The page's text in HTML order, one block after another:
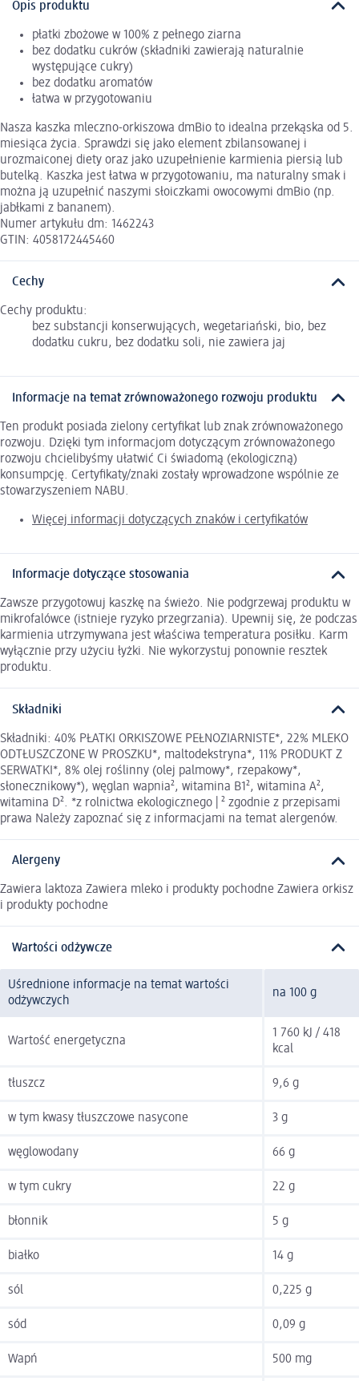
Opis produktu
płatki zbożowe w 100% z pełnego ziarna
bez dodatku cukrów (składniki zawierają naturalnie
występujące cukry)
bez dodatku aromatów
łatwa w przygotowaniu
Nasza kaszka mleczno-orkiszowa dmBio to idealna przekąska od 5.
miesiąca życia. Sprawdzi się jako element zbilansowanej i
urozmaiconej diety oraz jako uzupełnienie karmienia piersią lub
butelką. Kaszka jest łatwa w przygotowaniu, ma naturalny smak i
można ją uzupełnić naszymi słoiczkami owocowymi dmBio (np.
jabłkami z bananem).
Numer artykułu dm: 1462243
GTIN: 4058172445460
Cechy
Cechy produktu:
bez substancji konserwujących, wegetariański, bio, bez
dodatku cukru, bez dodatku soli, nie zawiera jaj
Informacje na temat zrównoważonego rozwoju produktu
Ten produkt posiada zielony certyfikat lub znak zrównoważonego
rozwoju. Dzięki tym informacjom dotyczącym zrównoważonego
rozwoju chcielibyśmy ułatwić Ci świadomą (ekologiczną)
konsumpcję. Certyfikaty/znaki zostały wprowadzone wspólnie ze
stowarzyszeniem NABU.
Więcej informacji dotyczących znaków i certyfikatów
Informacje dotyczące stosowania
Zawsze przygotowuj kaszkę na świeżo. Nie podgrzewaj produktu w
mikrofalówce (istnieje ryzyko przegrzania). Upewnij się, że podczas
karmienia utrzymywana jest właściwa temperatura posiłku. Karm
wyłącznie przy użyciu łyżki. Nie wykorzystuj ponownie resztek
produktu.
Składniki
Składniki: 40% PŁATKI ORKISZOWE PEŁNOZIARNISTE*, 22% MLEKO
ODTŁUSZCZONE W PROSZKU*, maltodekstryna*, 11% PRODUKT Z
SERWATKI*, 8% olej roślinny (olej palmowy*, rzepakowy*,
słonecznikowy*), węglan wapnia², witamina B1², witamina A²,
witamina D². *z rolnictwa ekologicznego | ² zgodnie z przepisami
prawa Należy zapoznać się z informacjami na temat alergenów.
Alergeny
Zawiera laktoza Zawiera mleko i produkty pochodne Zawiera orkisz
i produkty pochodne
Wartości odżywcze
Uśrednione informacje na temat wartości
odżywczych
na 100 g
Wartość energetyczna
1 760 kJ / 418
kcal
tłuszcz 9,6 g
w tym kwasy tłuszczowe nasycone 3 g
węglowodany 66 g
w tym cukry 22 g
błonnik 5 g
białko 14 g
sól 0,225 g
sód 0,09 g
Wapń 500 mg